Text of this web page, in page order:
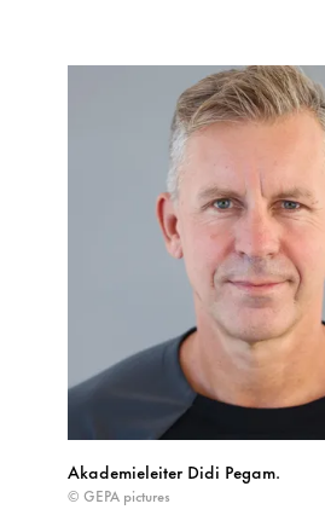
Akademieleiter Didi Pegam.
© GEPA pictures